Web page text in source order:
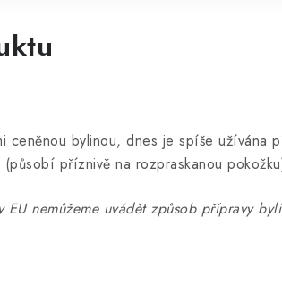
ceněnou byli­nou, dnes je spíše užívána
příznivě na rozpraskanou
EU nemůžeme uvádět způsob přípravy